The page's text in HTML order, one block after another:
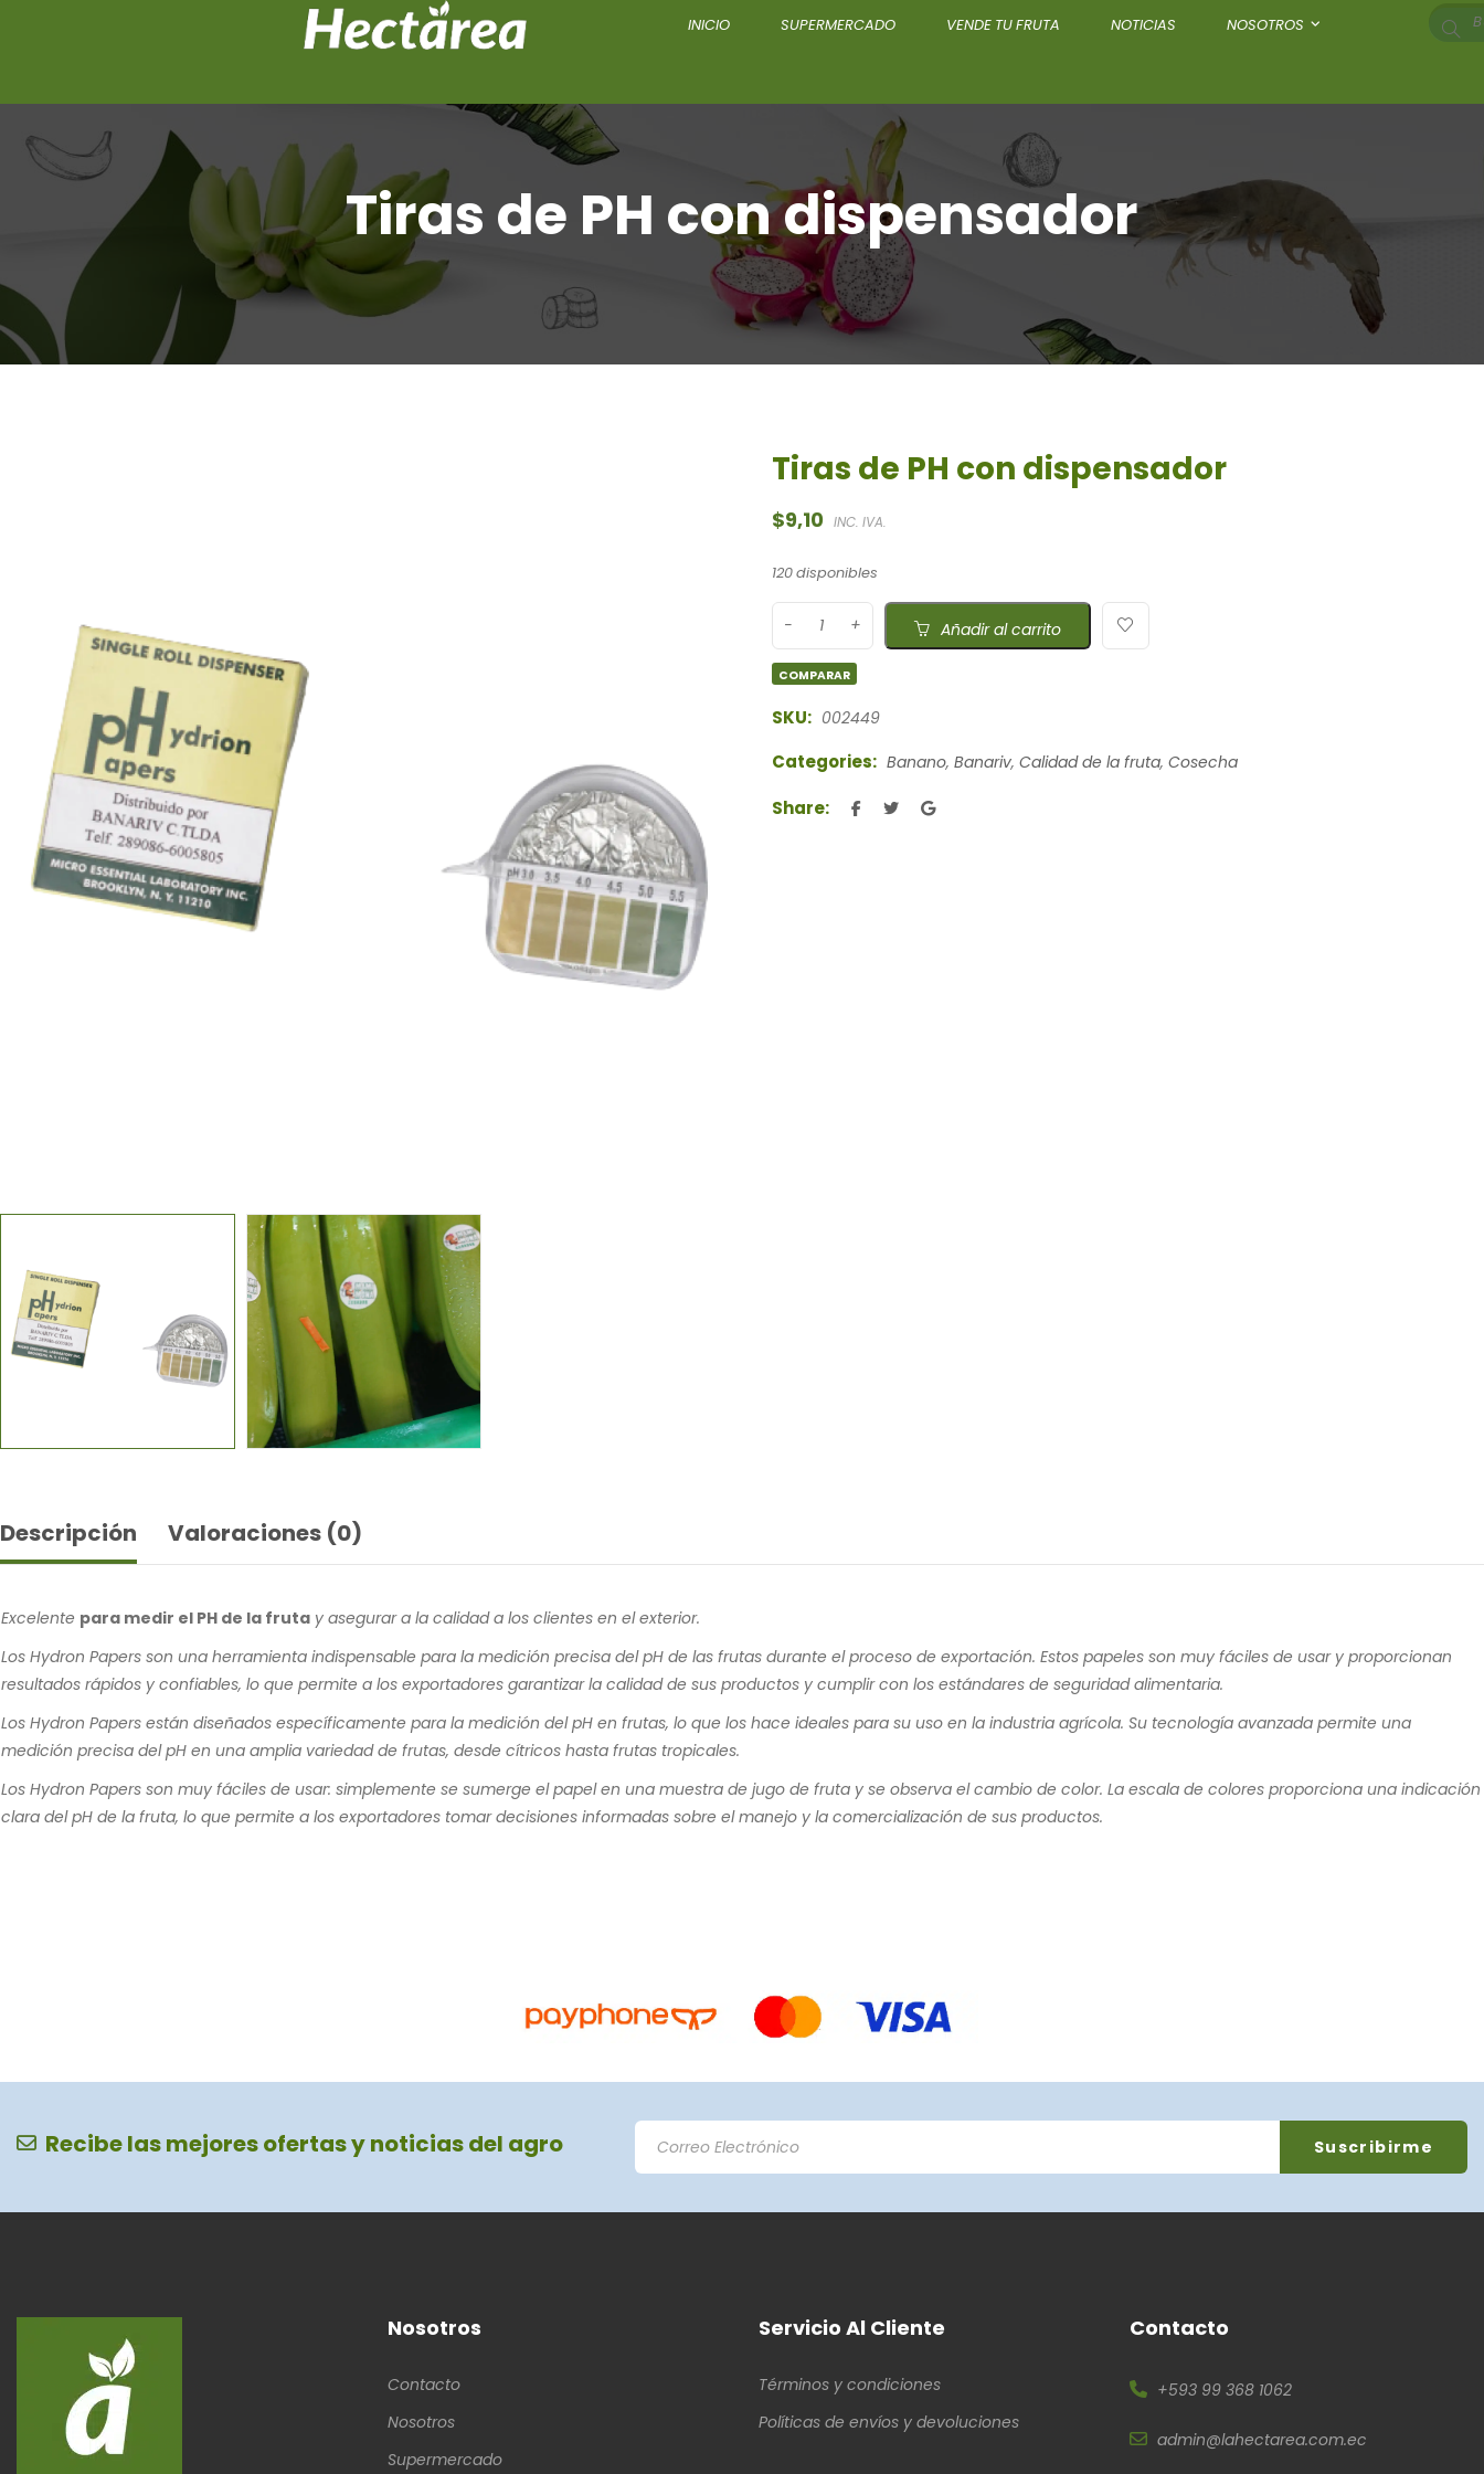
INICIO SUPERMERCADO VENDE TU FRUTA NOTICIAS NOSOTROS
Tiras de PH con dispensador
Tiras de PH con dispensador
$9,10 INC. IVA.
120 disponibles
Añadir al carrito
COMPARAR
SKU: 002449
Categories: Banano, Banariv, Calidad de la fruta, Cosecha
Share:
Descripción Valoraciones (0)
Excelente para medir el PH de la fruta y asegurar a la calidad a los clientes en el exterior.
Los Hydron Papers son una herramienta indispensable para la medición precisa del pH de las frutas durante el proceso de exportación. Estos papeles son muy fáciles de usar y proporcionan
resultados rápidos y confiables, lo que permite a los exportadores garantizar la calidad de sus productos y cumplir con los estándares de seguridad alimentaria.
Los Hydron Papers están diseñados específicamente para la medición del pH en frutas, lo que los hace ideales para su uso en la industria agrícola. Su tecnología avanzada permite una
medición precisa del pH en una amplia variedad de frutas, desde cítricos hasta frutas tropicales.
Los Hydron Papers son muy fáciles de usar: simplemente se sumerge el papel en una muestra de jugo de fruta y se observa el cambio de color. La escala de colores proporciona una indicación
clara del pH de la fruta, lo que permite a los exportadores tomar decisiones informadas sobre el manejo y la comercialización de sus productos.
Recibe las mejores ofertas y noticias del agro
Nosotros
Contacto
Nosotros
Supermercado
Servicio Al Cliente
Términos y condiciones
Políticas de envíos y devoluciones
Contacto
+593 99 368 1062
admin@lahectarea.com.ec